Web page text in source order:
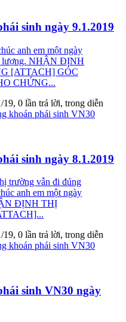
sinh ngày 9.1.2019
anh em một ngày
lượng. NHẬN ĐỊNH
[ATTACH] GÓC
CHỨNG...
19, 0 lần trả lời, trong diễn
khoán phái sinh VN30
sinh ngày 8.1.2019
trường vẫn đi đúng
anh em một ngày
ĐỊNH THỊ
19, 0 lần trả lời, trong diễn
khoán phái sinh VN30
sinh VN30 ngày